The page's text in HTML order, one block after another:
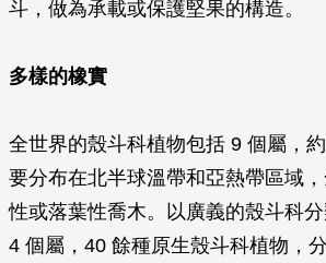
斗，做為承載或保護堅果的構造。
多樣的橡實
全世界的殼斗科植物包括 9 個屬，
要分布在北半球溫帶和亞熱帶區域
性或落葉性喬木。以廣義的殼斗科
4 個屬，40 餘種原生殼斗科植物，